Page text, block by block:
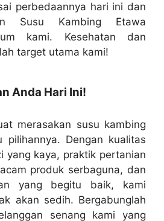
perbedaannya hari ini dan
Susu Kambing Etawa
kami. Kesehatan dan
target utama kami!
Anda Hari Ini!
merasakan susu kambing
pilihannya. Dengan kualitas
yang kaya, praktik pertanian
produk serbaguna, dan
yang begitu baik, kami
akan sedih. Bergabunglah
senang kami yang